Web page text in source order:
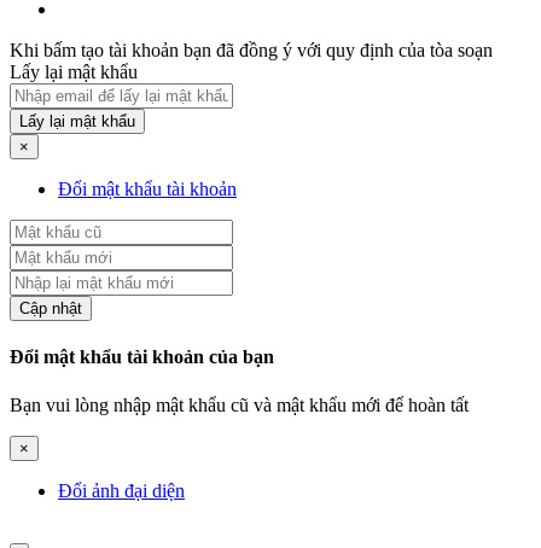
Khi bấm tạo tài khoản bạn đã đồng ý với quy định của tòa soạn
Lấy lại mật khẩu
Lấy lại mật khẩu
×
Đổi mật khẩu tài khoản
Cập nhật
Đổi mật khẩu tài khoản của bạn
Bạn vui lòng nhập mật khẩu cũ và mật khẩu mới để hoàn tất
×
Đổi ảnh đại diện